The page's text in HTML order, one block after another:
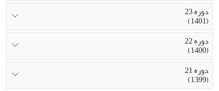
دوره 23
(1401)
دوره 22
(1400)
دوره 21
(1399)